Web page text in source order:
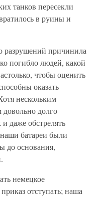
танков пересекли
в руины и
разрушений причинила
погибло людей, какой
чтобы оценить
оказать
нескольким
довольно долго
даже обстрелять
батареи были
до основания,
немецкое
отступать; наша